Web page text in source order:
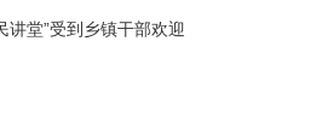
讲堂”受到乡镇干部欢迎